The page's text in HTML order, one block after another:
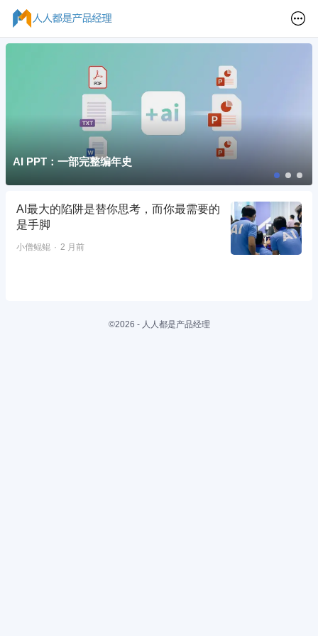
AI PPT：一部完整编年史
AI最大的陷阱是替你思考，而你最需要的
是手脚
小僧鲲鲲 2 月前
©2026 - 人人都是产品经理